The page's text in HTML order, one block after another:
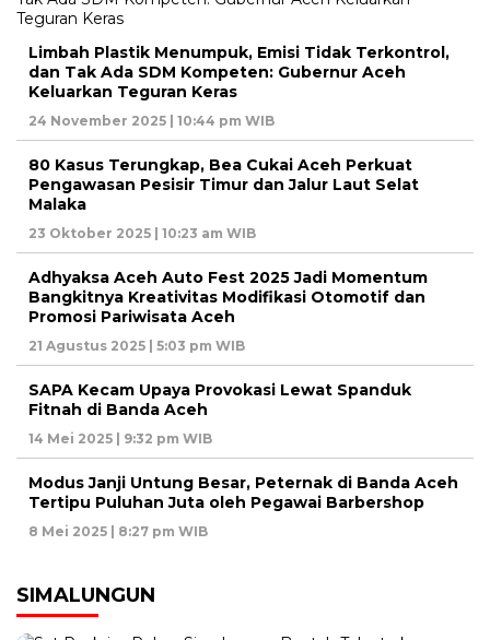
Limbah Plastik Menumpuk, Emisi Tidak Terkontrol,
dan Tak Ada SDM Kompeten: Gubernur Aceh
Keluarkan Teguran Keras
24 November 2025 | 10:44 pm WIB
80 Kasus Terungkap, Bea Cukai Aceh Perkuat
Pengawasan Pesisir Timur dan Jalur Laut Selat
Malaka
23 Oktober 2025 | 10:23 am WIB
Adhyaksa Aceh Auto Fest 2025 Jadi Momentum
Bangkitnya Kreativitas Modifikasi Otomotif dan
Promosi Pariwisata Aceh
21 Agustus 2025 | 5:03 pm WIB
SAPA Kecam Upaya Provokasi Lewat Spanduk
Fitnah di Banda Aceh
14 Mei 2025 | 9:32 pm WIB
Modus Janji Untung Besar, Peternak di Banda Aceh
Tertipu Puluhan Juta oleh Pegawai Barbershop
8 Mei 2025 | 8:27 pm WIB
SIMALUNGUN